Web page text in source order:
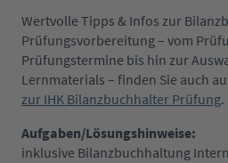
Wertvolle Tipps & Infos zur
Prüfungsvorbereitung – vom
Prüfungstermine bis hin zur
Lernmaterials – finden Sie auch
zur IHK Bilanzbuchhalter Prüfung.
Aufgaben/Lösungshinweise:
inklusive Bilanzbuchhaltung